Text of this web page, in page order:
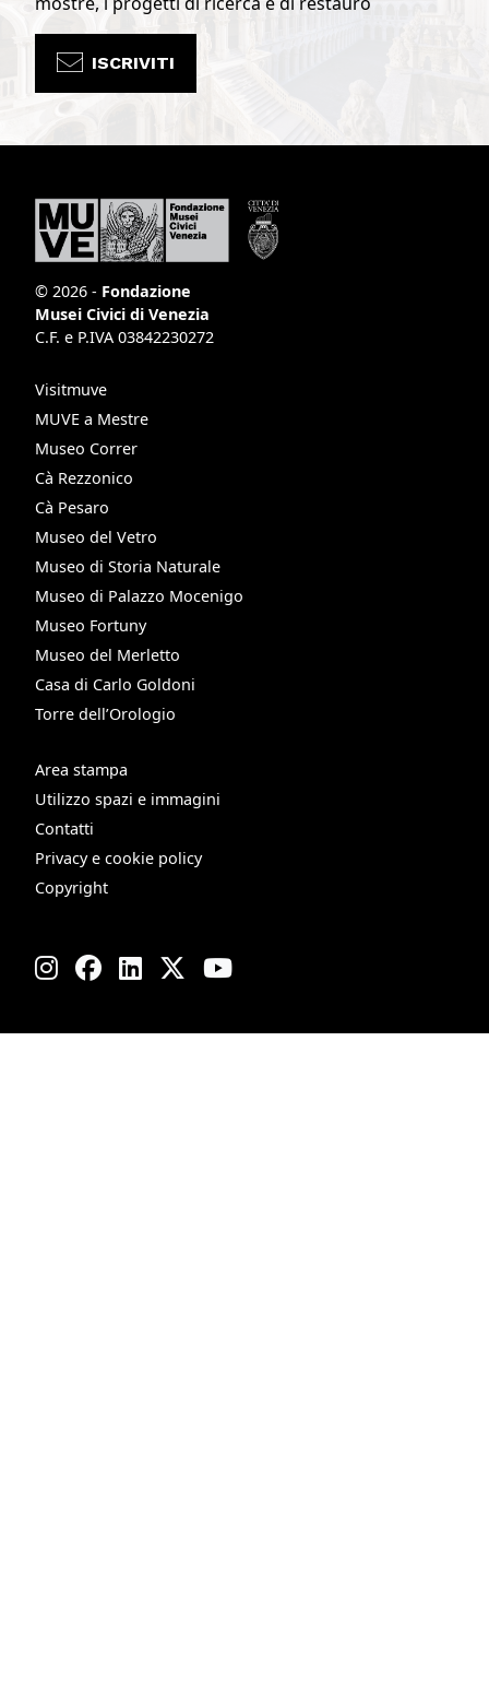
ISCRIVITI
© 2026 - Fondazione
Musei Civici di Venezia
C.F. e P.IVA 03842230272
Visitmuve
MUVE a Mestre
Museo Correr
Cà Rezzonico
Cà Pesaro
Museo del Vetro
Museo di Storia Naturale
Museo di Palazzo Mocenigo
Museo Fortuny
Museo del Merletto
Casa di Carlo Goldoni
Torre dell’Orologio
Area stampa
Utilizzo spazi e immagini
Contatti
Privacy e cookie policy
Copyright